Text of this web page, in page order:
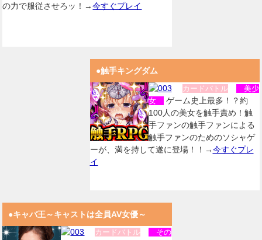
の力で服従させろッ！→今すぐプレイ
●触手キングダム
カードバトル
美少
女
ゲーム史上最多！？約
100人の美女を触手責め！触
手ファンの触手ファンによる
触手ファンのためのソシャゲ
ーが、満を持して遂に登場！！→今すぐプレ
イ
●キャバ王～キャストは全員AV女優～
カードバトル その